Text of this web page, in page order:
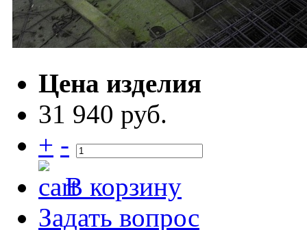
Цена изделия
31 940 руб.
+ -
В корзину
Задать вопрос